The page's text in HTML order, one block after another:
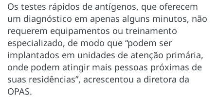
Os testes rápidos de antígenos, que oferecem
um diagnóstico em apenas alguns minutos, não
requerem equipamentos ou treinamento
especializado, de modo que “podem ser
implantados em unidades de atenção primária,
onde podem atingir mais pessoas próximas de
suas residências”, acrescentou a diretora da
OPAS.